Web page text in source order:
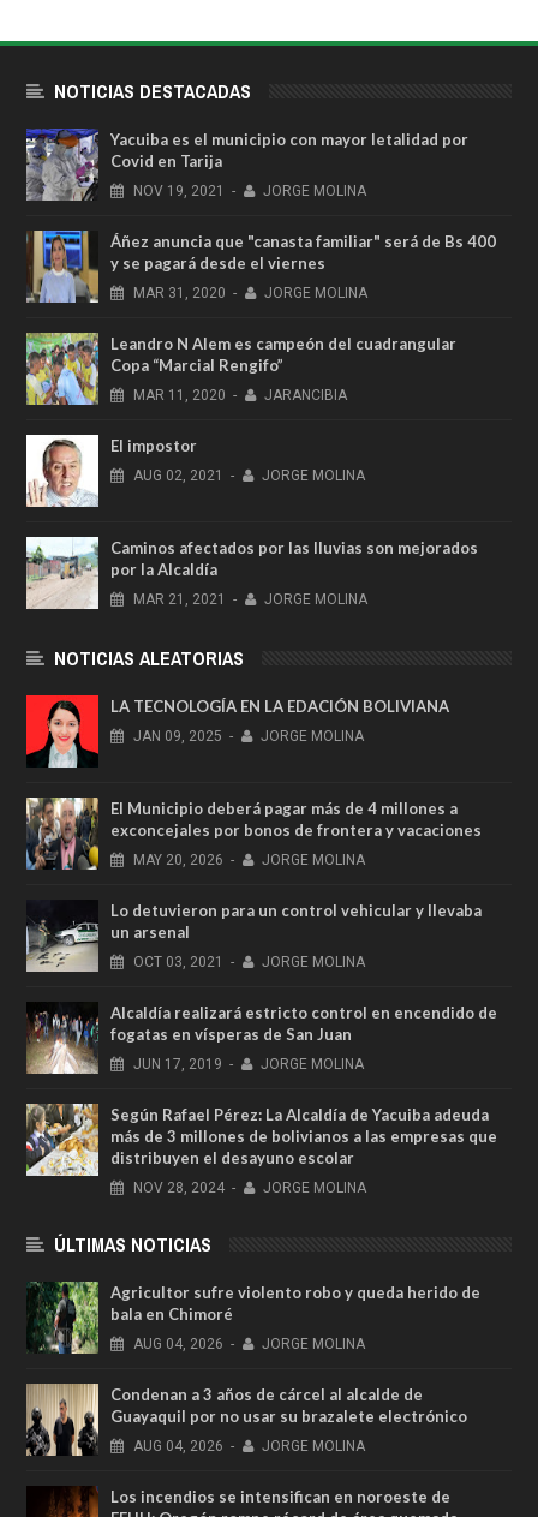
NOTICIAS DESTACADAS
Yacuiba es el municipio con mayor letalidad por
Covid en Tarija
NOV 19, 2021 - JORGE MOLINA
Áñez anuncia que "canasta familiar" será de Bs 400
y se pagará desde el viernes
MAR 31, 2020 - JORGE MOLINA
Leandro N Alem es campeón del cuadrangular
Copa “Marcial Rengifo”
MAR 11, 2020 - JARANCIBIA
El impostor
AUG 02, 2021 - JORGE MOLINA
Caminos afectados por las lluvias son mejorados
por la Alcaldía
MAR 21, 2021 - JORGE MOLINA
NOTICIAS ALEATORIAS
LA TECNOLOGÍA EN LA EDACIÓN BOLIVIANA
JAN 09, 2025 - JORGE MOLINA
El Municipio deberá pagar más de 4 millones a
exconcejales por bonos de frontera y vacaciones
MAY 20, 2026 - JORGE MOLINA
Lo detuvieron para un control vehicular y llevaba
un arsenal
OCT 03, 2021 - JORGE MOLINA
Alcaldía realizará estricto control en encendido de
fogatas en vísperas de San Juan
JUN 17, 2019 - JORGE MOLINA
Según Rafael Pérez: La Alcaldía de Yacuiba adeuda
más de 3 millones de bolivianos a las empresas que
distribuyen el desayuno escolar
NOV 28, 2024 - JORGE MOLINA
ÚLTIMAS NOTICIAS
Agricultor sufre violento robo y queda herido de
bala en Chimoré
AUG 04, 2026 - JORGE MOLINA
Condenan a 3 años de cárcel al alcalde de
Guayaquil por no usar su brazalete electrónico
AUG 04, 2026 - JORGE MOLINA
Los incendios se intensifican en noroeste de